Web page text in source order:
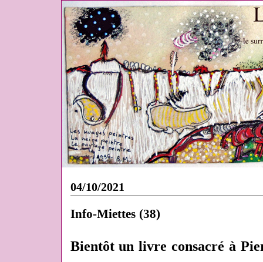
04/10/2021
Info-Miettes (38)
Bientôt un livre consacré à